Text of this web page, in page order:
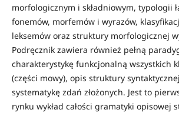
morfologicznym i składniowym, typologii
fonemów, morfemów i wyrazów,
leksemów oraz struktury morfologicznej
Podręcznik zawiera również pełną
charakterystykę funkcjonalną wszystkich
(części mowy), opis struktury
systematykę zdań złożonych. Jest to
rynku wykład całości gramatyki opisowej